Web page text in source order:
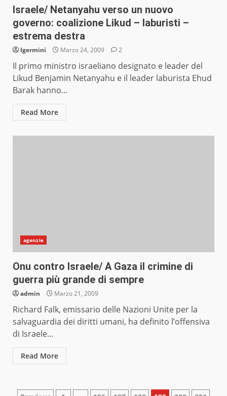
Israele/ Netanyahu verso un nuovo
governo: coalizione Likud – laburisti –
estrema destra
lgermini Marzo 24, 2009 2
Il primo ministro israeliano designato e leader del
Likud Benjamin Netanyahu e il leader laburista Ehud
Barak hanno...
Read More
agenzie
Onu contro Israele/ A Gaza il crimine di
guerra più grande di sempre
admin Marzo 21, 2009
Richard Falk, emissario delle Nazioni Unite per la
salvaguardia dei diritti umani, ha definito l’offensiva
di Israele...
Read More